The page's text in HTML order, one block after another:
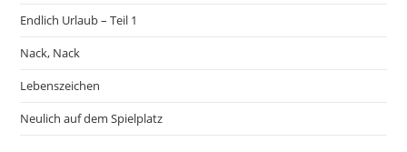
Endlich Urlaub – Teil 1
Nack, Nack
Lebenszeichen
Neulich auf dem Spielplatz